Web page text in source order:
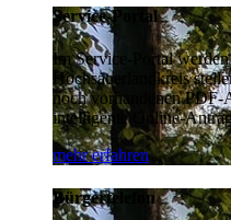
Service-Portal
Im Service-Portal
Hochsauerlandkreis
noch vorhandenen PDF-
intelligente Online-
mehr erfahren
Bürgertelefon